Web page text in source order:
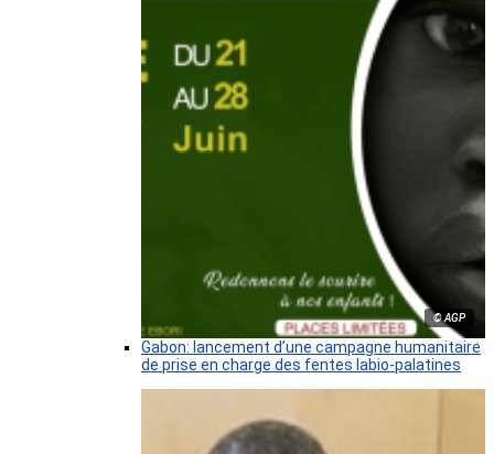
© AGP
Gabon: lancement d’une campagne humanitaire
de prise en charge des fentes labio-palatines